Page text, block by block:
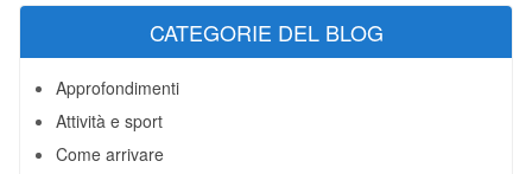
CATEGORIE DEL BLOG
Approfondimenti
Attività e sport
Come arrivare